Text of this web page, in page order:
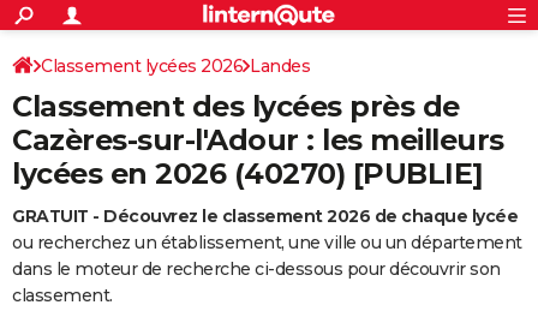
ACTUALITÉS
Politique
Société
Faits Divers
Education
Monde
Villes
+
SPORT
Coupe du monde 2026
Football
Tennis
Cyclisme
Rugby
Forum
CULTURE
Programme TV
TNT
Streaming
Cinéma
Sorties cinéma
Musique
+FINANCE
Retraite
Impôts
Epargne
Immobilier
Risques naturels par ville
Banque
Assurance
Crédit
AUTO
Essais
Réserver un essai
Citadines
Berlines
SUV
Forum auto
+
HIGH-TECH
S'inscrire
Connexion
Classement lycées 2026 Landes
Classement des lycées près de
Cazères-sur-l'Adour : les meilleurs
lycées en 2026 (40270) [PUBLIE]
GRATUIT - Découvrez le classement 2026 de chaque lycée
ou recherchez un établissement, une ville ou un département
dans le moteur de recherche ci-dessous pour découvrir son
classement.